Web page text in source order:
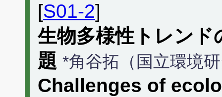
[S01-2]
生物多様性トレンド
題 *角谷拓（国立環境
Challenges of